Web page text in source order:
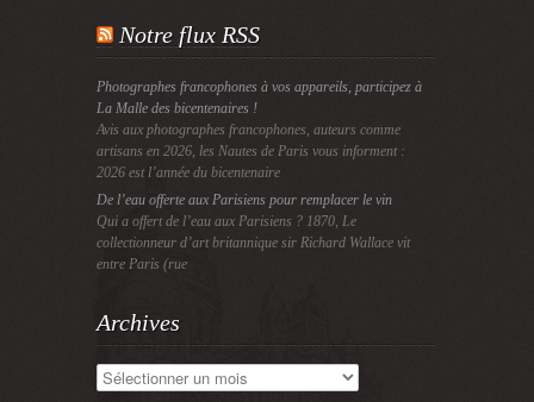
Notre flux RSS
Photographes francophones à vos appareils, participez à
La Malle des bicentenaires !
Avis aux photographes francophones, auteurs comme
artisans en 2026, les Nautes de Paris vous informent :
2026 est l’année du bicentenaire
De l’eau offerte aux Parisiens pour remplacer le vin
Qui a offert de l’eau aux Parisiens ? 1870, Le
collectionneur d’art britannique sir Richard Wallace vit
entre Paris (rue
Archives
Archives